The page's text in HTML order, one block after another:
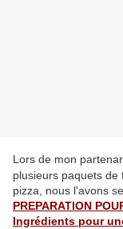
Lors de mon
plusieurs paquets
pizza, nous l'avons
PREPARATION
Ingrédients pour